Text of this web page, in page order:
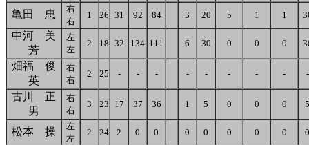
亀田 忠
右
右
1 26 31 92 84 3 20 5 1 1
中河 美
芳
左
左
2 18 32 134 111 6 30 0 0 0
畑福 俊
英
右
右
2 25 - - - - - - - - -
古川 正
男
右
右
3 23 17 37 36 1 5 0 0 0 5
松本 操
左
左
2 24 2 0 0 0 0 0 0 0 0